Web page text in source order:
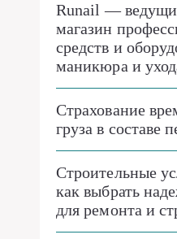
Runail —
магазин
средств и
маникюра и
Страхование
груза в составе
Строительные
как выбрать
для ремонта и